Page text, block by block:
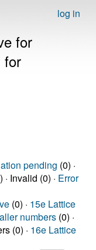
log in
for
for
pending (0) ·
· Invalid (0) · Error
(0) · 15e Lattice
numbers (0) ·
(0) · 16e Lattice